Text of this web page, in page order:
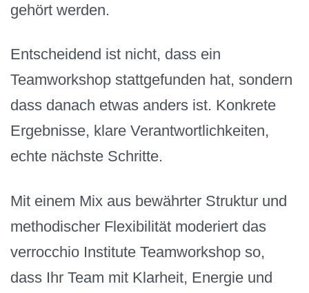
gehört werden.
Entscheidend ist nicht, dass ein
Teamworkshop stattgefunden hat, sondern
dass danach etwas anders ist. Konkrete
Ergebnisse, klare Verantwortlichkeiten,
echte nächste Schritte.
Mit einem Mix aus bewährter Struktur und
methodischer Flexibilität moderiert das
verrocchio Institute Teamworkshop so,
dass Ihr Team mit Klarheit, Energie und